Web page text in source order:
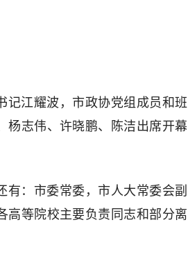
记江耀波，市政协党组成员和班
杨志伟、许晓鹏、陈洁出席开幕
有：市委常委，市人大常委会副
高等院校主要负责同志和部分离